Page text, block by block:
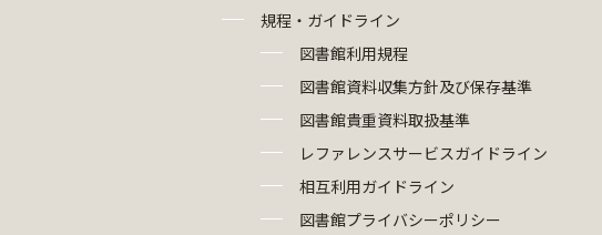
規程・ガイドライン
図書館利用規程
図書館資料収集方針及び保存基準
図書館貴重資料取扱基準
レファレンスサービスガイドライン
相互利用ガイドライン
図書館プライバシーポリシー